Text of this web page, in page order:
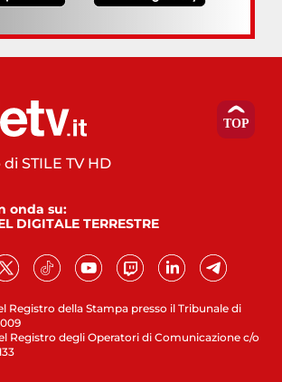
Registro della Stampa presso il Tribunale di
Registro degli Operatori di Comunicazione c/o
STILE TV HD
onda su:
DIGITALE TERRESTRE